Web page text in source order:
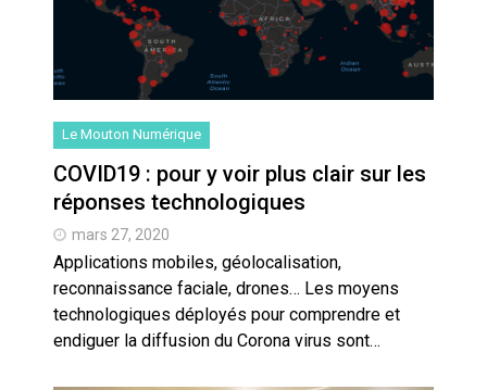
Le Mouton Numérique
COVID19 : pour y voir plus clair sur les
réponses technologiques
mars 27, 2020
Applications mobiles, géolocalisation,
reconnaissance faciale, drones… Les moyens
technologiques déployés pour comprendre et
endiguer la diffusion du Corona virus sont…